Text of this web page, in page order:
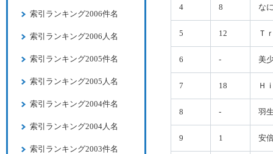
4 8 な
5 12 Ｔ
6 - 美
7 18 Ｈ
8 - 羽
9 1 安
索引ランキング2006件名
索引ランキング2006人名
索引ランキング2005件名
索引ランキング2005人名
索引ランキング2004件名
索引ランキング2004人名
索引ランキング2003件名